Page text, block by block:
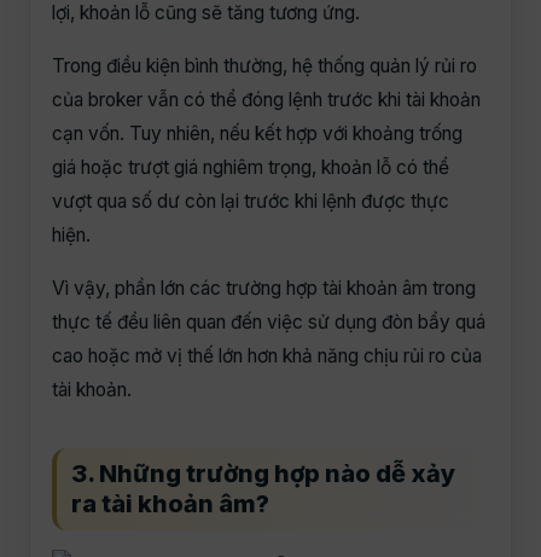
lợi, khoản lỗ cũng sẽ tăng tương ứng.
Trong điều kiện bình thường, hệ thống quản lý rủi ro
của broker vẫn có thể đóng lệnh trước khi tài khoản
cạn vốn. Tuy nhiên, nếu kết hợp với khoảng trống
giá hoặc trượt giá nghiêm trọng, khoản lỗ có thể
vượt qua số dư còn lại trước khi lệnh được thực
hiện.
Vì vậy, phần lớn các trường hợp tài khoản âm trong
thực tế đều liên quan đến việc sử dụng đòn bẩy quá
cao hoặc mở vị thế lớn hơn khả năng chịu rủi ro của
tài khoản.
3. Những trường hợp nào dễ xảy
ra tài khoản âm?